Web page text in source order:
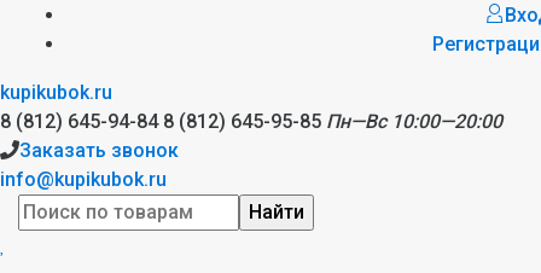
kupikubok.ru
8 (812) 645-94-84 8 (812) 645-95-85 Пн—Вс 10:00—20:00
Заказать звонок
info@kupikubok.ru
Найти